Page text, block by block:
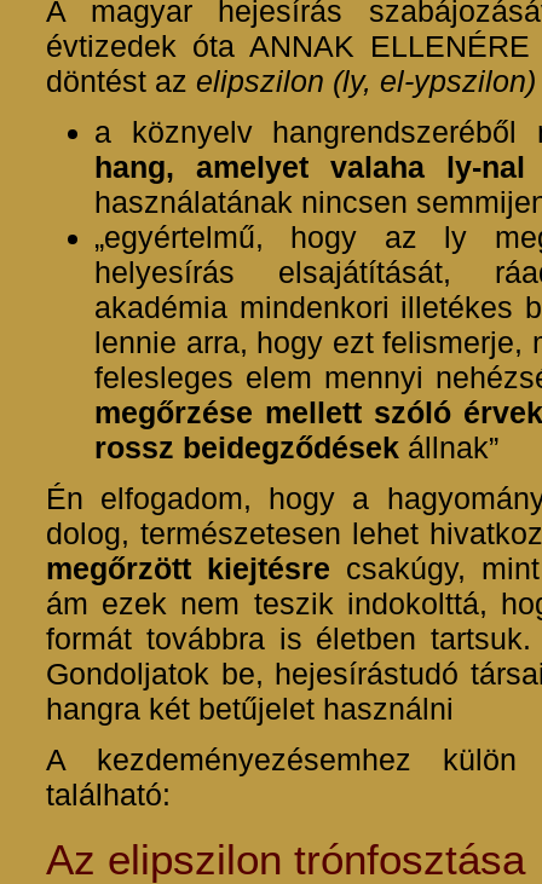
A magyar hejesírás
évtizedek óta ANNAK
döntést az elipszilon (ly, el-ypszilon)
a köznyelv
hang, amelyet valaha ly-nal
használatának nincsen
„egyértelmű, hogy az ly
helyesírás elsajátítását,
akadémia mindenkori illetékes
lennie arra, hogy ezt felismerje,
felesleges elem mennyi
megőrzése mellett szóló
rossz beidegződések állnak”
Én elfogadom, hogy a
dolog, természetesen lehet
megőrzött kiejtésre csakúgy,
ám ezek nem teszik indokolttá,
formát továbbra is életben
Gondoljatok be, hejesírástudó
hangra két betűjelet használni
A kezdeményezésemhez
található:
Az elipszilon trónfosztása